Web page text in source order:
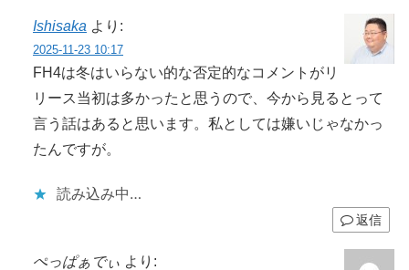
Ishisaka より:
2025-11-23 10:17
FH4は冬はいらない的な否定的なコメントがリ
リース当初は多かったと思うので、今から見るとって
言う話はあると思います。私としては嫌いじゃなかっ
たんですが。
読み込み中…
返信
ぺっぱぁでぃ より: